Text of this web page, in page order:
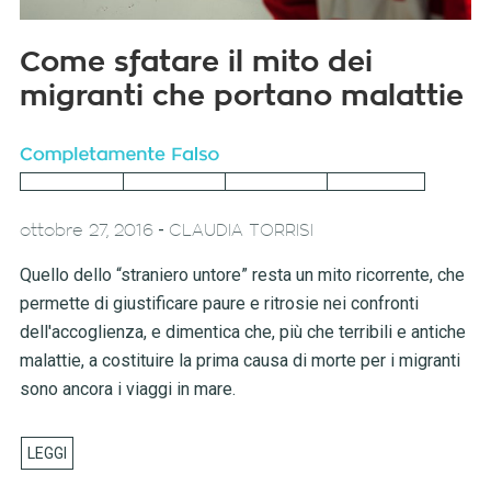
Come sfatare il mito dei
migranti che portano malattie
ottobre 27, 2016- CLAUDIA TORRISI
Quello dello “straniero untore” resta un mito ricorrente, che
permette di giustificare paure e ritrosie nei confronti
dell'accoglienza, e dimentica che, più che terribili e antiche
malattie, a costituire la prima causa di morte per i migranti
sono ancora i viaggi in mare.